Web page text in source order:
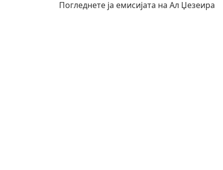
Погледнете ја емисијата на Ал Џезеира